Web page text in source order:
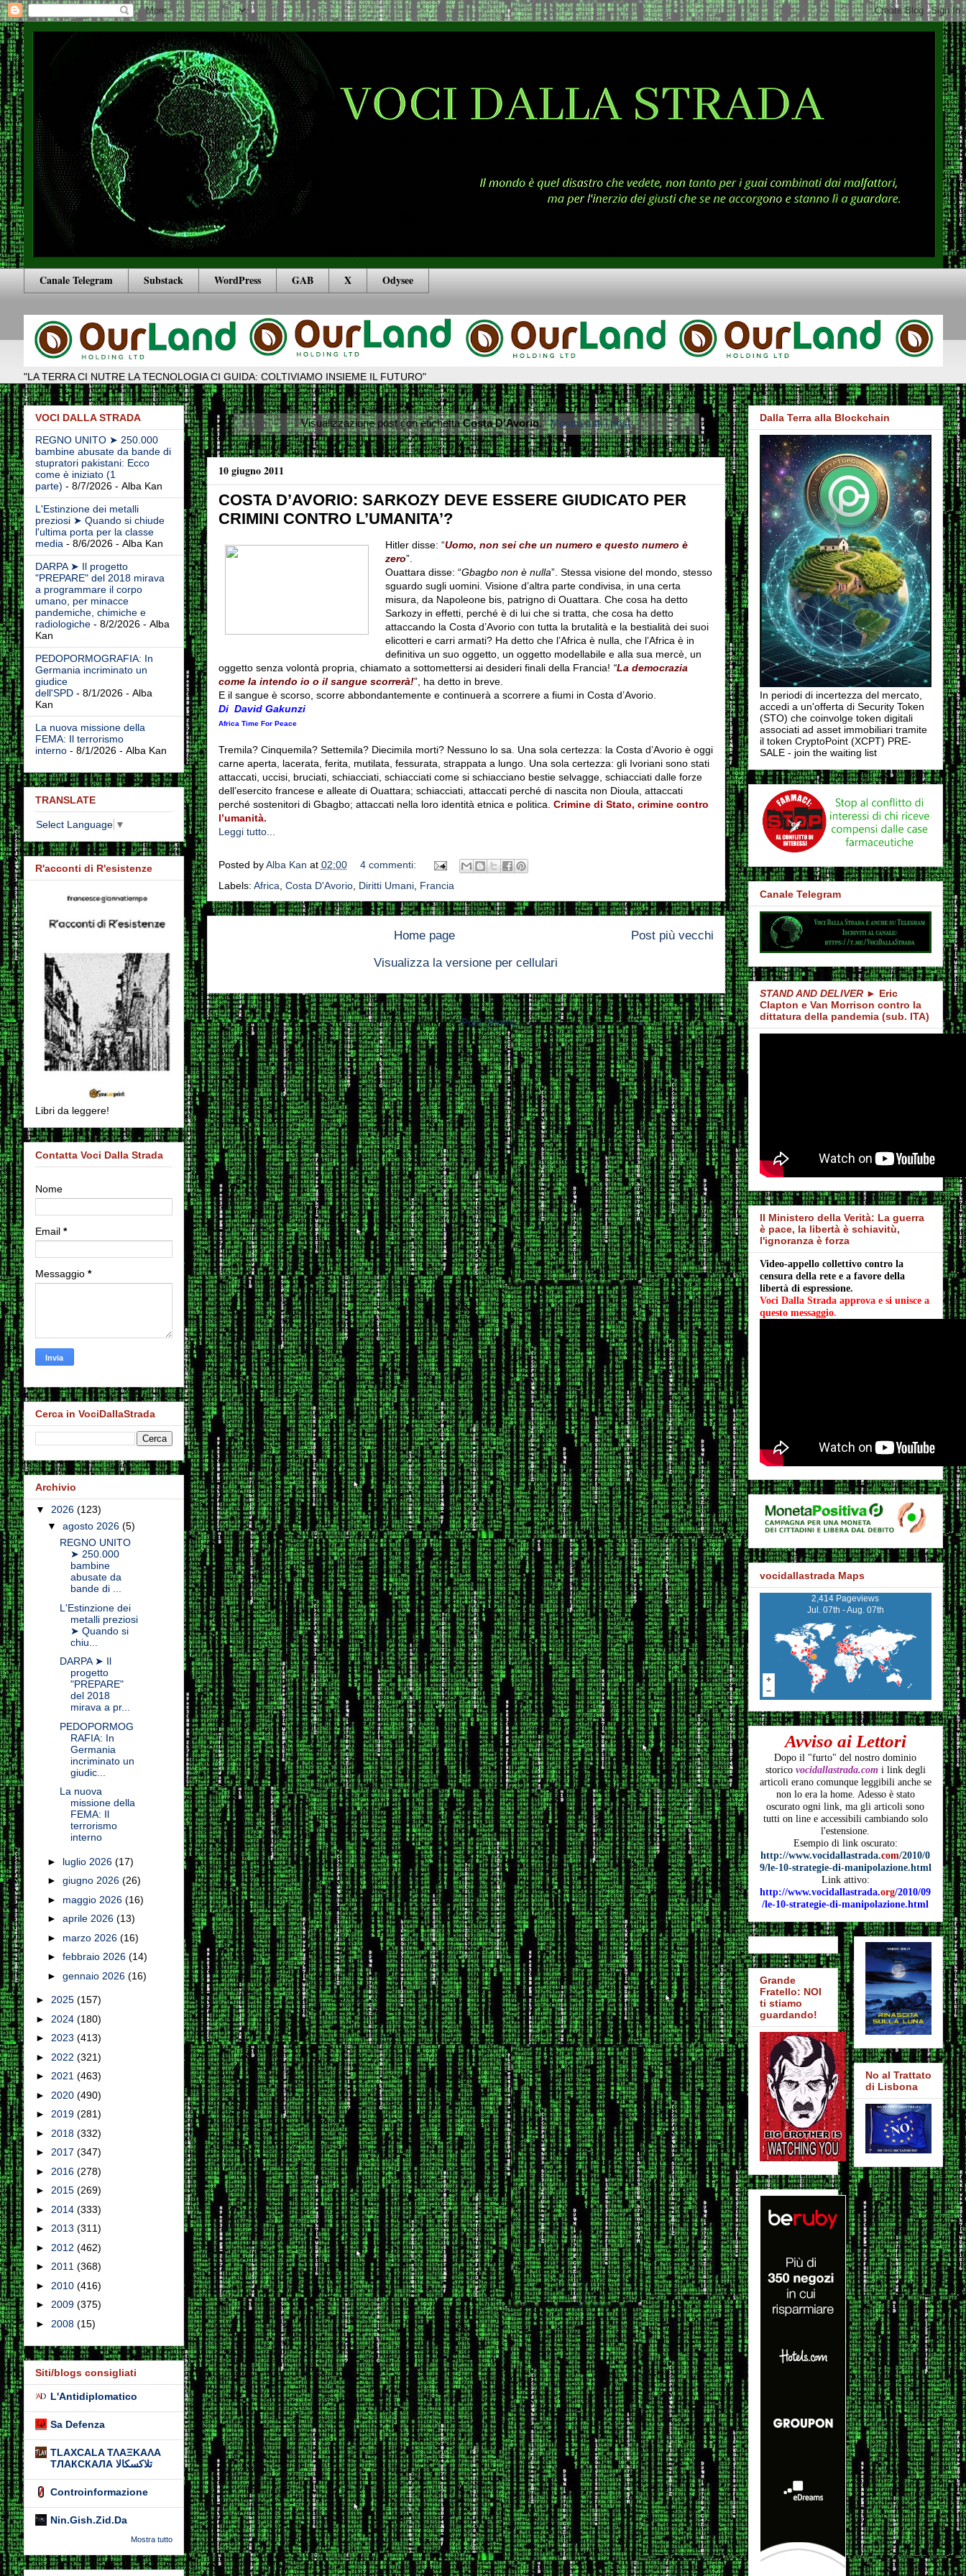
Canale Telegram Substack WordPress GAB X Odysee
"LA TERRA CI NUTRE LA TECNOLOGIA CI GUIDA: COLTIVIAMO INSIEME IL FUTURO"
Visualizzazione post con etichettaCosta D'Avorio. Mostra tutti i post
10 giugno 2011
COSTA D’AVORIO: SARKOZY DEVE ESSERE GIUDICATO PER
CRIMINI CONTRO L’UMANITA’?
Hitler disse: “Uomo, non sei che un numero e questo numero è
zero”.
Ouattara disse: “Gbagbo non è nulla”. Stessa visione del mondo, stesso
sguardo sugli uomini. Visione d’altra parte condivisa, in una certa
misura, da Napoleone bis, patrigno di Ouattara. Che cosa ha detto
Sarkozy in effetti, perché è di lui che si tratta, che cosa ha detto
attaccando la Costa d’Avorio con tutta la brutalità e la bestialità dei suoi
elicotteri e carri armati? Ha detto che l’Africa è nulla, che l’Africa è in
definitiva un suo oggetto, un oggetto modellabile e alla sua mercè, un
oggetto senza volontà propria, chiamato a sottomettersi ai desideri finali della Francia! “La democrazia
come la intendo io o il sangue scorrerà!”, ha detto in breve.
E il sangue è scorso, scorre abbondantemente e continuerà a scorrere a fiumi in Costa d’Avorio.
Di David Gakunzi
Africa Time For Peace
Tremila? Cinquemila? Settemila? Diecimila morti? Nessuno lo sa. Una sola certezza: la Costa d’Avorio è oggi
carne aperta, lacerata, ferita, mutilata, fessurata, strappata a lungo. Una sola certezza: gli Ivoriani sono stati
attaccati, uccisi, bruciati, schiacciati, schiacciati come si schiacciano bestie selvagge, schiacciati dalle forze
dell’esercito francese e alleate di Ouattara; schiacciati, attaccati perché di nascita non Dioula, attaccati
perché sostenitori di Gbagbo; attaccati nella loro identità etnica e politica. Crimine di Stato, crimine contro
l’umanità.
Leggi tutto...
Posted byAlba Kan at 02:00
4 commenti:
Labels: Africa Costa D'Avorio, Diritti Umani, Francia
Post più vecchi
Home page
Visualizza la versione per cellulari
Iscriviti a:Post (Atom)
VOCI DALLA STRADA
REGNO UNITO ➤ 250.000
bambine abusate da bande di
stupratori pakistani: Ecco
come è iniziato (1
parte) - 8/7/2026- Alba Kan
L'Estinzione dei metalli
preziosi ➤ Quando si chiude
l'ultima porta per la classe
media - 8/6/2026- Alba Kan
DARPA ➤ Il progetto
"PREPARE" del 2018 mirava
a programmare il corpo
umano, per minacce
pandemiche, chimiche e
radiologiche- 8/2/2026- Alba
Kan
PEDOPORMOGRAFIA: In
Germania incriminato un
giudice
dell'SPD- 8/1/2026- Alba
Kan
La nuova missione della
FEMA: Il terrorismo
interno- 8/1/2026- Alba Kan
TRANSLATE
Select Language ▼
R'acconti di R'esistenze
Libri da leggere!
Contatta Voci Dalla Strada
Nome
Email *
Messaggio *
Cerca in VociDallaStrada
Archivio
▼ 2026 (123)
▼agosto 2026(5)
REGNO UNITO
➤ 250.000
bambine
abusate da
bande di ...
L'Estinzione dei
metalli preziosi
➤ Quando si
chiu...
DARPA ➤ Il
progetto
"PREPARE"
del 2018
mirava a pr...
PEDOPORMOG
RAFIA: In
Germania
incriminato un
giudic...
La nuova
missione della
FEMA: Il
terrorismo
interno
► luglio 2026(17)
►giugno 2026(26)
► maggio 2026(16)
►aprile 2026(13)
► marzo 2026(16)
►febbraio 2026(14)
►gennaio 2026(16)
► 2025 (157)
► 2024 (180)
► 2023 (413)
► 2022 (321)
► 2021 (463)
► 2020 (490)
► 2019 (281)
► 2018 (332)
► 2017 (347)
► 2016 (278)
► 2015 (269)
► 2014 (333)
► 2013 (311)
► 2012 (462)
► 2011 (368)
► 2010 (416)
► 2009 (375)
► 2008 (15)
Siti/blogs consigliati
L'Antidiplomatico
Sa Defenza
TLAXCALA ΤΛΑΞΚΑΛΑ
ТЛАКСКАЛА تلاكسكالا
Controinformazione
Nin.Gish.Zid.Da
Mostra tutto
Dalla Terra alla Blockchain
In periodi di incertezza del mercato,
accedi a un'offerta di Security Token
(STO) che coinvolge token digitali
associati ad asset immobiliari tramite
il token CryptoPoint (XCPT) PRE-
SALE - join the waiting list
Canale Telegram
STAND AND DELIVER► Eric
Clapton e Van Morrison contro la
dittatura della pandemia (sub. ITA)
Il Ministero della Verità: La guerra
è pace, la libertà è schiavitù,
l'ignoranza è forza
Video-appello collettivo contro la
censura della rete e a favore della
libertà di espressione.
Voci Dalla Strada approva e si unisce a
questo messaggio.
vocidallastrada Maps
2,414 Pageviews
Jul. 07th - Aug. 07th
Avviso ai Lettori
Dopo il "furto" del nostro dominio
storico vocidallastrada.comi link degli
articoli erano comunque leggibili anche se
non lo era la home. Adesso è stato
oscurato ogni link, ma gli articoli sono
tutti on line e accessibili cambiando solo
l'estensione.
Esempio di link oscurato:
http://www.vocidallastrada.com/2010/0
9/le-10-strategie-di-manipolazione.html
Link attivo:
http://www.vocidallastrada.org/2010/09
/le-10-strategie-di-manipolazione.html
Grande
Fratello: NOI
ti stiamo
guardando!
No al Trattato
di Lisbona